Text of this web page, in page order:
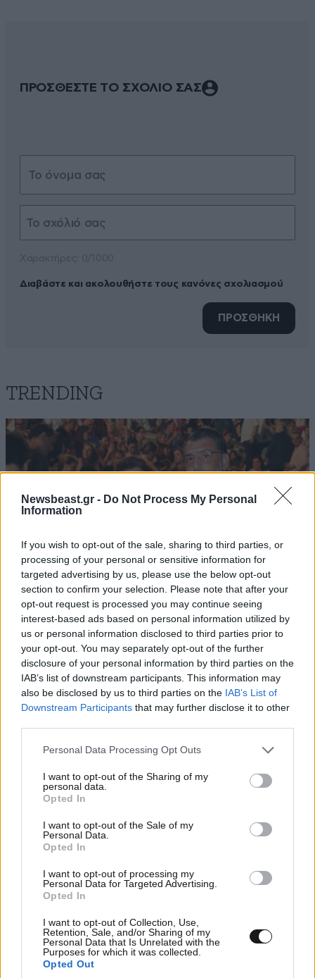
Newsbeast.gr - Do Not Process My Personal
Information
If you wish to opt-out of the sale, sharing to third parties, or
processing of your personal or sensitive information for
targeted advertising by us, please use the below opt-out
section to confirm your selection. Please note that after your
opt-out request is processed you may continue seeing
interest-based ads based on personal information utilized by
us or personal information disclosed to third parties prior to
your opt-out. You may separately opt-out of the further
disclosure of your personal information by third parties on the
IAB’s list of downstream participants. This information may
also be disclosed by us to third parties on the IAB’s List of
Downstream Participants that may further disclose it to other
Please note that this website/app uses one or more Google
not limited to your visit or usage behaviour. You may click to
grant or deny consent to Google and its third-party tags to
use your data for below specified purposes in below Google
consent section.
Personal Data Processing Opt Outs
I want to opt-out of the Sharing of my
personal data.
Opted In
I want to opt-out of the Sale of my
Personal Data.
Opted In
I want to opt-out of processing my
Personal Data for Targeted Advertising.
Opted In
I want to opt-out of Collection, Use,
Retention, Sale, and/or Sharing of my
Personal Data that Is Unrelated with the
Purposes for which it was collected.
Opted Out
ΠΡΟΣΘΕΣΤΕ ΤΟ ΣΧΟΛΙΟ ΣΑΣ
Διαβάστε και ακολουθήστε τους κανόνες σχολιασμού
ΠΡΟΣΘΗΚΗ
TRENDING
Νία Βαρντάλος – Σπύρος Κατσαγάνης: Μια
σχέση που θυμίζει σενάριο ταινίας και μετρά
πάνω από τέσσερα χρόνια